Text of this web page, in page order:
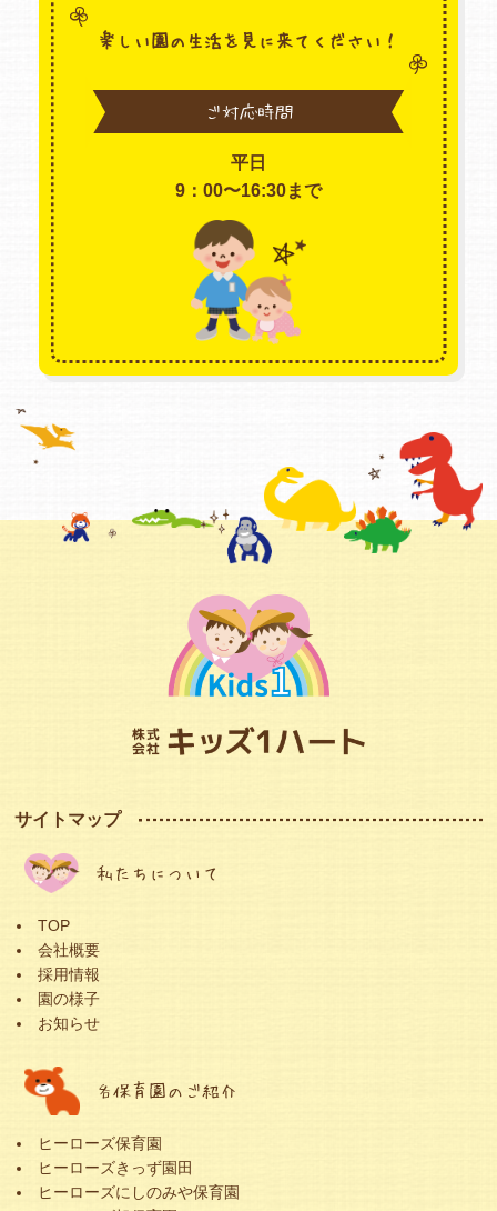
楽しい園の生活を見に来てください！
ご対応時間
平日
9：00〜16:30まで
サイトマップ
私たちについて
TOP
会社概要
採用情報
園の様子
お知らせ
各保育園のご紹介
ヒーローズ保育園
ヒーローズきっず園田
ヒーローズにしのみや保育園